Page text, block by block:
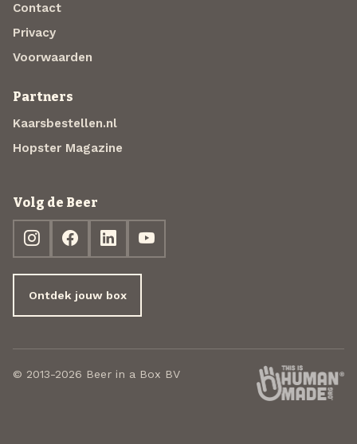
Contact
Privacy
Voorwaarden
Partners
Kaarsbestellen.nl
Hopster Magazine
Volg de Beer
Ontdek jouw box
© 2013-2026 Beer in a Box BV